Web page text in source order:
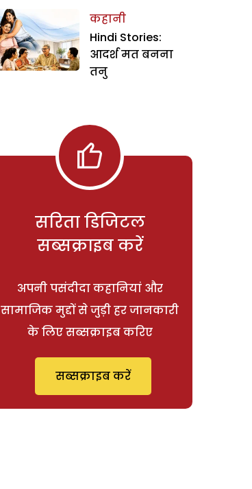
कहानी
Hindi Stories:
आदर्श मत बनना
तनु
सरिता डिजिटल
सब्सक्राइब करें
अपनी पसंदीदा कहानियां और
सामाजिक मुद्दों से जुड़ी हर जानकारी
के लिए सब्सक्राइब करिए
सब्सक्राइब करें